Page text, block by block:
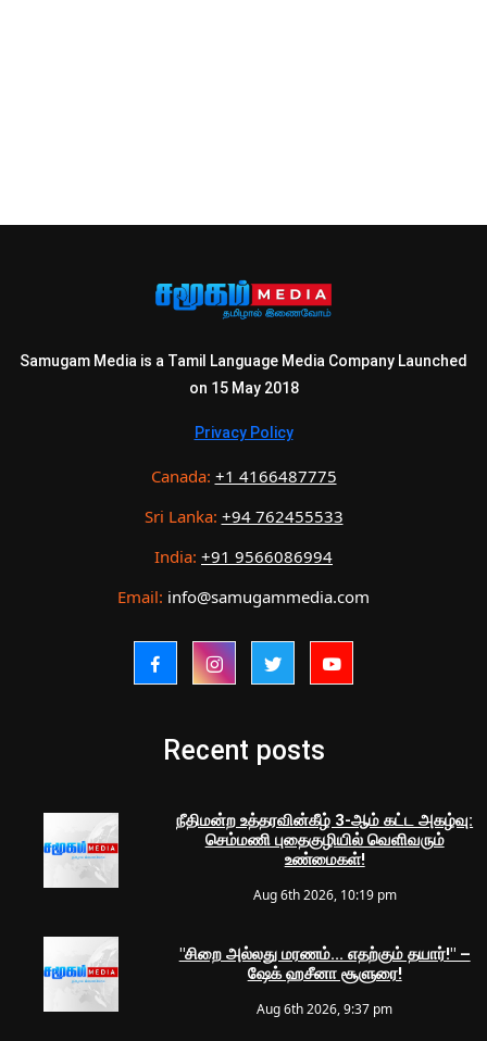
Samugam Media is a Tamil Language Media Company Launched
on 15 May 2018
Privacy Policy
Canada: +1 4166487775
Sri Lanka: +94 762455533
India: +91 9566086994
Email: info@samugammedia.com
Recent posts
நீதிமன்ற உத்தரவின்கீழ் 3-ஆம் கட்ட அகழ்வு:
செம்மணி புதைகுழியில் வெளிவரும்
உண்மைகள்!
Aug 6th 2026, 10:19 pm
"சிறை அல்லது மரணம்... எதற்கும் தயார்!" –
ஷேக் ஹசீனா சூளுரை!
Aug 6th 2026, 9:37 pm